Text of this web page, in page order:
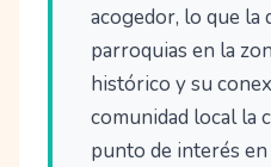
acogedor, lo que la
parroquias en la
histórico y su
comunidad local la
punto de interés en